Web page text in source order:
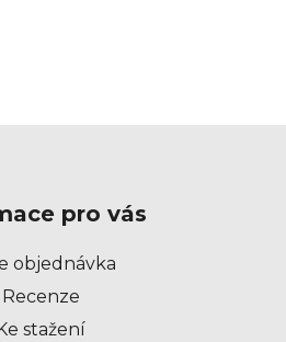
pro vás
objednávka
Recenze
Ke stažení